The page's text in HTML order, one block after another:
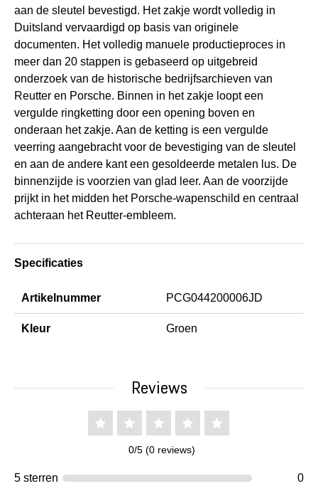
aan de sleutel bevestigd. Het zakje wordt volledig in
Duitsland vervaardigd op basis van originele
documenten. Het volledig manuele productieproces in
meer dan 20 stappen is gebaseerd op uitgebreid
onderzoek van de historische bedrijfsarchieven van
Reutter en Porsche. Binnen in het zakje loopt een
vergulde ringketting door een opening boven en
onderaan het zakje. Aan de ketting is een vergulde
veerring aangebracht voor de bevestiging van de sleutel
en aan de andere kant een gesoldeerde metalen lus. De
binnenzijde is voorzien van glad leer. Aan de voorzijde
prijkt in het midden het Porsche-wapenschild en centraal
achteraan het Reutter-embleem.
Specificaties
Artikelnummer PCG044200006JD
Kleur Groen
Reviews
0/5 (0 reviews)
5 sterren
0